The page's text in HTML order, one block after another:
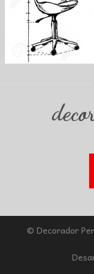
© Decorador